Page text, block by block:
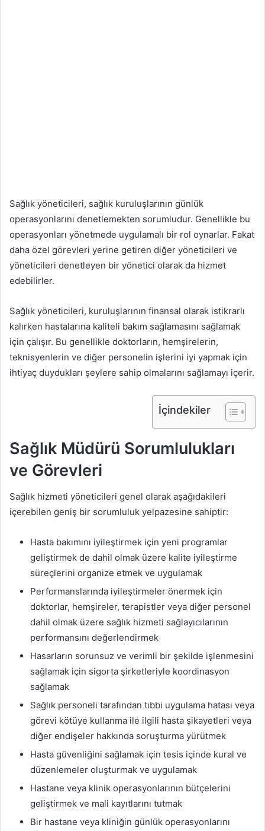
Sağlık yöneticileri, sağlık kuruluşlarının günlük
operasyonlarını denetlemekten sorumludur. Genellikle bu
operasyonları yönetmede uygulamalı bir rol oynarlar. Fakat
daha özel görevleri yerine getiren diğer yöneticileri ve
yöneticileri denetleyen bir yönetici olarak da hizmet
edebilirler.
Sağlık yöneticileri, kuruluşlarının finansal olarak istikrarlı
kalırken hastalarına kaliteli bakım sağlamasını sağlamak
için çalışır. Bu genellikle doktorların, hemşirelerin,
teknisyenlerin ve diğer personelin işlerini iyi yapmak için
ihtiyaç duydukları şeylere sahip olmalarını sağlamayı içerir.
İçindekiler
Sağlık Müdürü Sorumlulukları
ve Görevleri
Sağlık hizmeti yöneticileri genel olarak aşağıdakileri
içerebilen geniş bir sorumluluk yelpazesine sahiptir:
Hasta bakımını iyileştirmek için yeni programlar
geliştirmek de dahil olmak üzere kalite iyileştirme
süreçlerini organize etmek ve uygulamak
Performanslarında iyileştirmeler önermek için
doktorlar, hemşireler, terapistler veya diğer personel
dahil olmak üzere sağlık hizmeti sağlayıcılarının
performansını değerlendirmek
Hasarların sorunsuz ve verimli bir şekilde işlenmesini
sağlamak için sigorta şirketleriyle koordinasyon
sağlamak
Sağlık personeli tarafından tıbbi uygulama hatası veya
görevi kötüye kullanma ile ilgili hasta şikayetleri veya
diğer endişeler hakkında soruşturma yürütmek
Hasta güvenliğini sağlamak için tesis içinde kural ve
düzenlemeler oluşturmak ve uygulamak
Hastane veya klinik operasyonlarının bütçelerini
geliştirmek ve mali kayıtlarını tutmak
Bir hastane veya kliniğin günlük operasyonlarını